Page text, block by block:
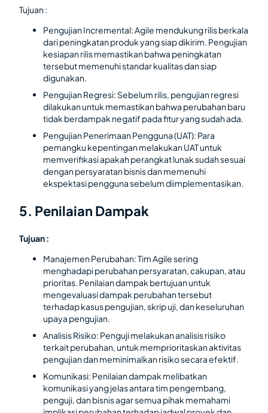
Tujuan :
Pengujian Incremental: Agile mendukung rilis berkala
dari peningkatan produk yang siap dikirim. Pengujian
kesiapan rilis memastikan bahwa peningkatan
tersebut memenuhi standar kualitas dan siap
digunakan.
Pengujian Regresi: Sebelum rilis, pengujian regresi
dilakukan untuk memastikan bahwa perubahan baru
tidak berdampak negatif pada fitur yang sudah ada.
Pengujian Penerimaan Pengguna (UAT): Para
pemangku kepentingan melakukan UAT untuk
memverifikasi apakah perangkat lunak sudah sesuai
dengan persyaratan bisnis dan memenuhi
ekspektasi pengguna sebelum diimplementasikan.
5. Penilaian Dampak
Tujuan :
Manajemen Perubahan: Tim Agile sering
menghadapi perubahan persyaratan, cakupan, atau
prioritas. Penilaian dampak bertujuan untuk
mengevaluasi dampak perubahan tersebut
terhadap kasus pengujian, skrip uji, dan keseluruhan
upaya pengujian.
Analisis Risiko: Penguji melakukan analisis risiko
terkait perubahan, untuk memprioritaskan aktivitas
pengujian dan meminimalkan risiko secara efektif.
Komunikasi: Penilaian dampak melibatkan
komunikasi yang jelas antara tim pengembang,
penguji, dan bisnis agar semua pihak memahami